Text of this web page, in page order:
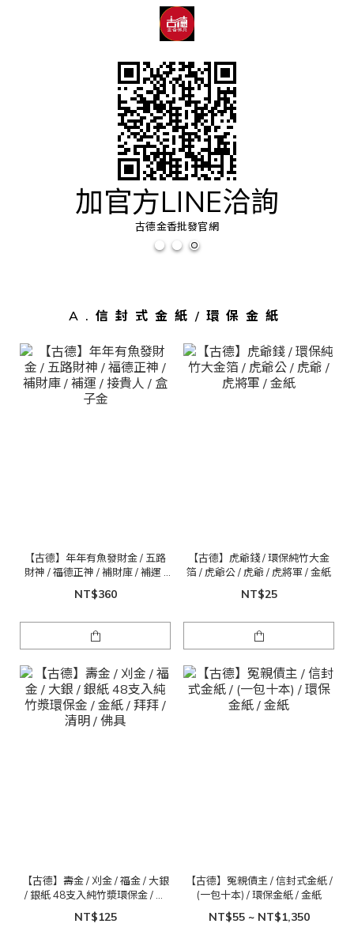
加官方LINE洽詢
古德金香批發官網
A.信封式金紙/環保金紙
【古德】年年有魚發財金 / 五路
財神 / 福德正神 / 補財庫 / 補運 /
接貴人 / 盒子金
NT$360
【古德】虎爺錢 / 環保純竹大金
箔 / 虎爺公 / 虎爺 / 虎將軍 / 金紙
NT$25
【古德】壽金 / 刈金 / 福金 / 大銀
/ 銀紙 48支入純竹漿環保金 / 金
紙 / 拜拜 / 清明 / 佛具
NT$125
【古德】冤親債主 / 信封式金紙 /
(一包十本) / 環保金紙 / 金紙
NT$55 ~ NT$1,350